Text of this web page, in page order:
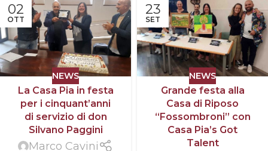
02
OTT
NEWS
La Casa Pia in festa
per i cinquant’anni
di servizio di don
Silvano Paggini
Marco Cavini
23
SET
NEWS
Grande festa alla
Casa di Riposo
“Fossombroni” con
Casa Pia’s Got
Talent